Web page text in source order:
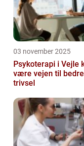
03 november 2025
Psykoterapi i Vejle
være vejen til bedre
trivsel